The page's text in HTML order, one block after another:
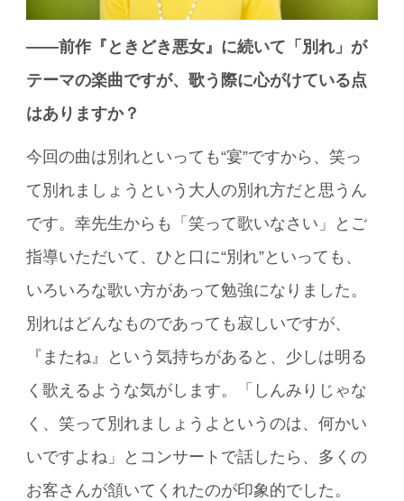
――前作『ときどき悪女』に続いて「別れ」が
テーマの楽曲ですが、歌う際に心がけている点
はありますか？
今回の曲は別れといっても“宴”ですから、笑っ
て別れましょうという大人の別れ方だと思うん
です。幸先生からも「笑って歌いなさい」とご
指導いただいて、ひと口に“別れ”といっても、
いろいろな歌い方があって勉強になりました。
別れはどんなものであっても寂しいですが、
『またね』という気持ちがあると、少しは明る
く歌えるような気がします。「しんみりじゃな
く、笑って別れましょうよというのは、何かい
いですよね」とコンサートで話したら、多くの
お客さんが頷いてくれたのが印象的でした。